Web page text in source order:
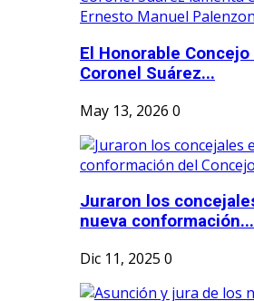
El Honorable
Coronel Suárez...
May 13, 2026 0
Juraron los
nueva conformación...
Dic 11, 2025 0